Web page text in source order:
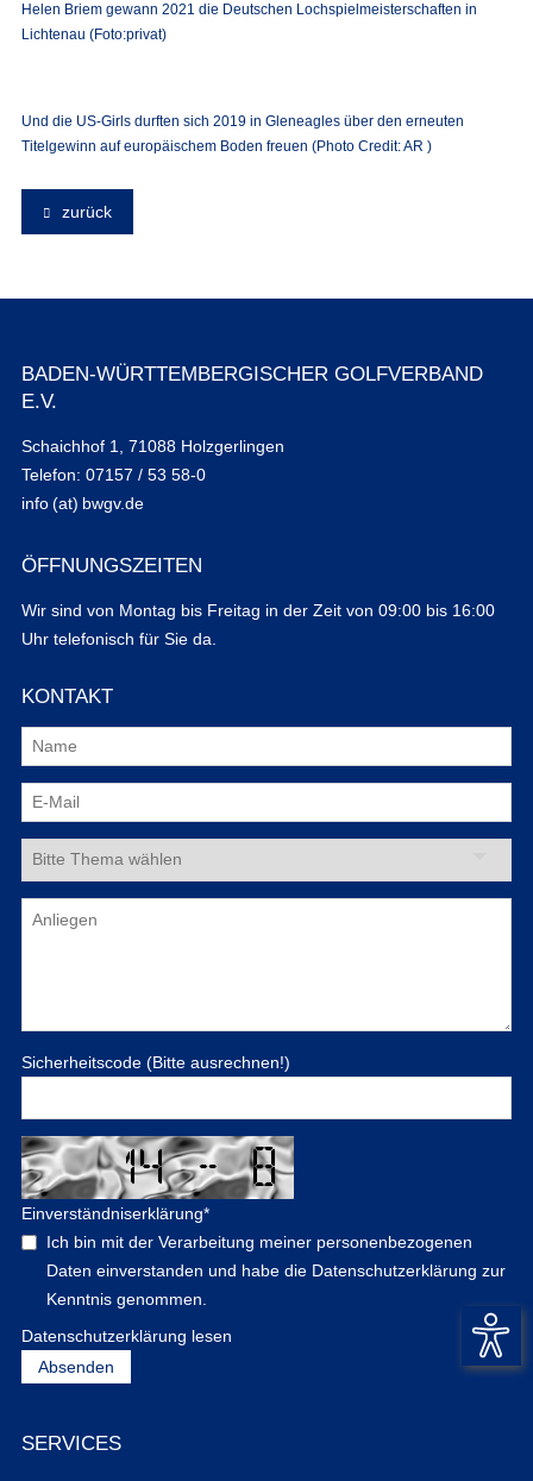
Helen Briem gewann 2021 die Deutschen Lochspielmeisterschaften in
Lichtenau (Foto:privat)
Und die US-Girls durften sich 2019 in Gleneagles über den erneuten
Titelgewinn auf europäischem Boden freuen (Photo Credit: AR )
zurück
BADEN-WÜRTTEMBERGISCHER GOLFVERBAND
E.V.
Schaichhof 1, 71088 Holzgerlingen
Telefon: 07157 / 53 58-0
info (at) bwgv.de
ÖFFNUNGSZEITEN
Wir sind von Montag bis Freitag in der Zeit von 09:00 bis 16:00
Uhr telefonisch für Sie da.
KONTAKT
Sicherheitscode (Bitte ausrechnen!)
Einverständniserklärung*
Ich bin mit der Verarbeitung meiner personenbezogenen
Daten einverstanden und habe die Datenschutzerklärung zur
Kenntnis genommen.
Datenschutzerklärung lesen
SERVICES